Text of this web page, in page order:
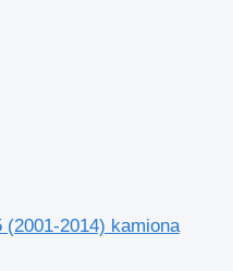
(2001-2014) kamiona